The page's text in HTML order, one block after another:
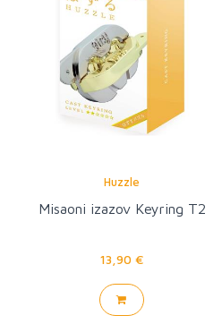
Huzzle
Misaoni izazov Keyring T2
13,90 €